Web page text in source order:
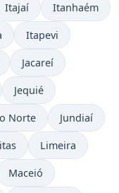
Itajaí Itanhaém
Itapevi
Jacareí
Jequié
Norte Jundiaí
Limeira
Maceió